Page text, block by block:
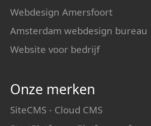
Webdesign Amersfoort
Amsterdam webdesign bureau
Website voor bedrijf
Onze merken
SiteCMS - Cloud CMS